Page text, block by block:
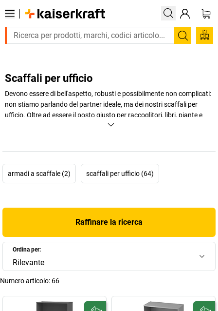
Trova
Scaffali per ufficio
Devono essere di bell'aspetto, robusti e possibilmente non complicati:
non stiamo parlando del partner ideale, ma dei nostri scaffali per
ufficio. Oltre ad essere il posto giusto per raccoglitori, libri, piante e
altri oggetti di decorazione, arricchiscono il tuo ufficio e sono perfetti
armadi a scaffale (2) scaffali per ufficio (64)
Raffinare la ricerca
Ordina per:
Rilevante
Numero articolo: 66